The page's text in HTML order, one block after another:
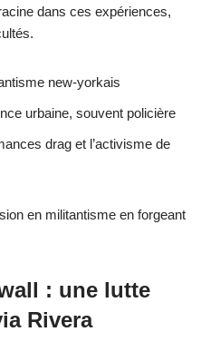
dans ces expériences,
new-yorkais
urbaine, souvent policière
drag et l’activisme de
en militantisme en forgeant
: une lutte
Rivera